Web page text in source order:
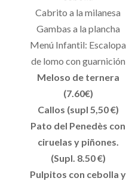
Cabrito a la milanesa
Gambas a la plancha
Menú Infantil: Escalopa
de lomo con guarnición
Meloso de ternera
(7.60€)
Callos (supl 5,50 €)
Pato del Penedès con
ciruelas y piñones.
(Supl. 8.50 €)
Pulpitos con cebolla y